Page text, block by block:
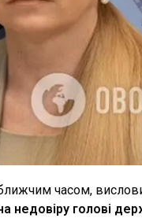
часом,
недовіру голові